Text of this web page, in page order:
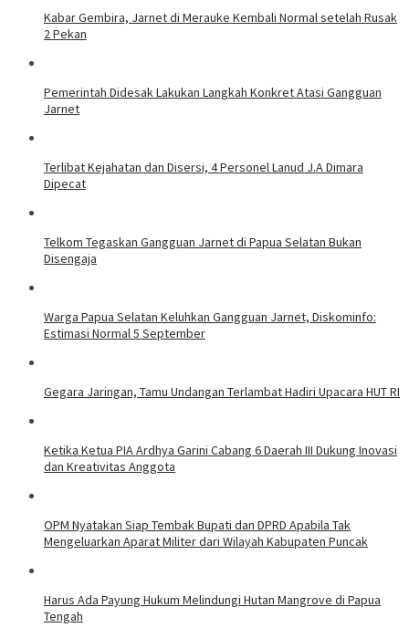
Kabar Gembira, Jarnet di Merauke Kembali Normal setelah Rusak
2 Pekan
Pemerintah Didesak Lakukan Langkah Konkret Atasi Gangguan
Jarnet
Terlibat Kejahatan dan Disersi, 4 Personel Lanud J.A Dimara
Dipecat
Telkom Tegaskan Gangguan Jarnet di Papua Selatan Bukan
Disengaja
Warga Papua Selatan Keluhkan Gangguan Jarnet, Diskominfo:
Estimasi Normal 5 September
Gegara Jaringan, Tamu Undangan Terlambat Hadiri Upacara HUT RI
Ketika Ketua PIA Ardhya Garini Cabang 6 Daerah III Dukung Inovasi
dan Kreativitas Anggota
OPM Nyatakan Siap Tembak Bupati dan DPRD Apabila Tak
Mengeluarkan Aparat Militer dari Wilayah Kabupaten Puncak
Harus Ada Payung Hukum Melindungi Hutan Mangrove di Papua
Tengah